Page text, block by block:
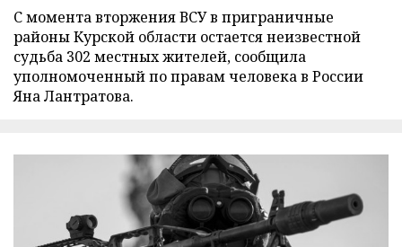
С момента вторжения ВСУ в приграничные
районы Курской области остается неизвестной
судьба 302 местных жителей, сообщила
уполномоченный по правам человека в России
Яна Лантратова.